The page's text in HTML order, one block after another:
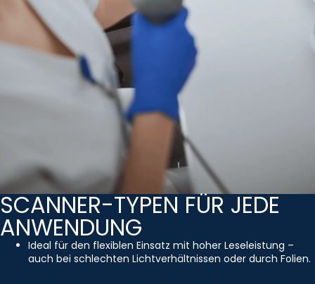
SCANNER-TYPEN FÜR JEDE
ANWENDUNG
Ideal für den flexiblen Einsatz mit hoher Leseleistung –
auch bei schlechten Lichtverhältnissen oder durch Folien.